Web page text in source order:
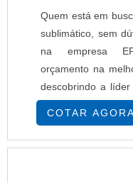
Quem está em
sublimático, sem
na empresa
orçamento na
descobrindo a líder
lembrar que o
adquirido com
segmento. Esse
COTAR AGORA